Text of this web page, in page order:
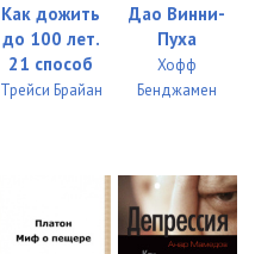
Как дожить
до 100 лет.
21 способ
Трейси Брайан
Дао Винни-
Пуха
Хофф
Бенджамен